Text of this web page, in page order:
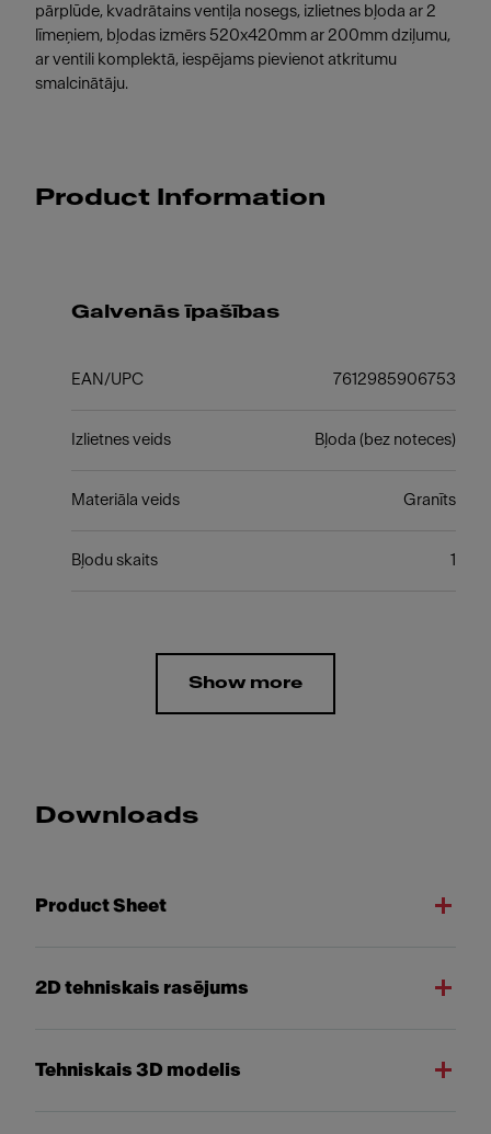
pārplūde, kvadrātains ventiļa nosegs, izlietnes bļoda ar 2
līmeņiem, bļodas izmērs 520x420mm ar 200mm dziļumu,
ar ventili komplektā, iespējams pievienot atkritumu
smalcinātāju.
Product Information
Galvenās īpašības
EAN/UPC 7612985906753
Izlietnes veids Bļoda (bez noteces)
Materiāla veids Granīts
Bļodu skaits 1
Show more
Downloads
Product Sheet
2D tehniskais rasējums
Tehniskais 3D modelis